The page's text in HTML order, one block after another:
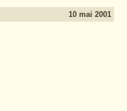
10 mai 2001